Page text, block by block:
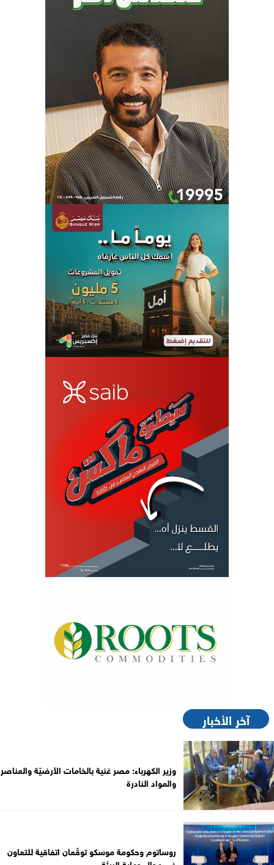
آخر الأخبار
وزير الكهرباء: مصر غنية بالخامات الأرضيّة والعناصر
والمواد النادرة
روساتوم وحكومة موسكو توقّعان اتفاقية للتعاون